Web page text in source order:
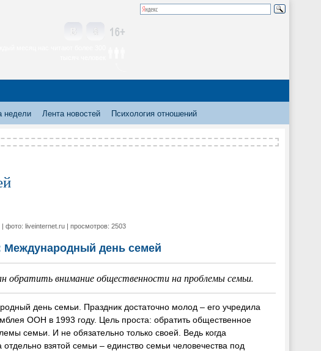
недели Лента новостей Психология отношений
| фото: liveinternet.ru | просмотров: 2503
Международный день семей
обратить внимание общественности на проблемы семьи.
день семьи. Праздник достаточно молод – его учредила
ООН в 1993 году. Цель проста: обратить общественное
семьи. И не обязательно только своей. Ведь когда
взятой семьи – единство семьи человечества под